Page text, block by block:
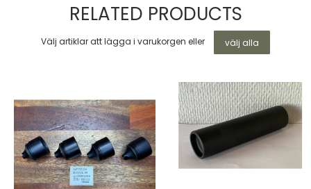
RELATED PRODUCTS
Välj artiklar att lägga i varukorgen eller välj alla